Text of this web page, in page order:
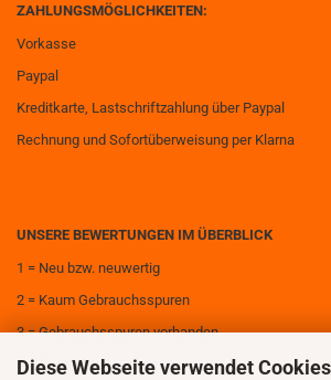
Diese Webseite verwendet
ZAHLUNGSMÖGLICHKEITEN:
Vorkasse
Paypal
Kreditkarte, Lastschriftzahlung über Paypal
Rechnung und Sofortüberweisung per Klarna
UNSERE BEWERTUNGEN IM ÜBERBLICK
1 = Neu bzw. neuwertig
2 = Kaum Gebrauchsspuren
3 = Gebrauchsspuren vorhanden
4 = Deutliche Gebrauchsspuren